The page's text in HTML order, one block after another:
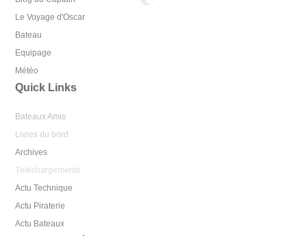
Le Voyage d'Oscar
Bateau
Equipage
Météo
Quick Links
Bateaux Amis
Livres du bord
Archives
Téléchargements
Actu Technique
Actu Piraterie
Actu Bateaux